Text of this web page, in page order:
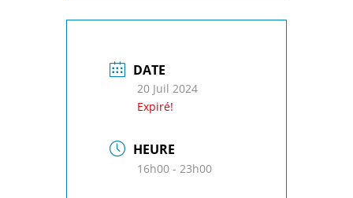
DATE
20 Juil 2024
Expiré!
HEURE
16h00 - 23h00